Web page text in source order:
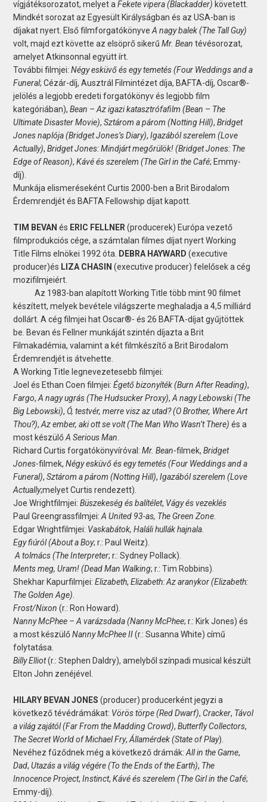
vígjátéksorozatot, melyet aFekete vipera (Blackadder) követett.
Mindkét sorozat az Egyesült Királyságban és az USA-ban is
díjakat nyert. Első filmforgatókönyveA nagy balek (The Tall Guy)
volt, majd ezt követte az elsöprő sikerűMr. Bean tévésorozat,
amelyet Atkinsonnal együtt írt.
További filmjei:Négy esküvő és egy temetés (Four Weddings and a
Funeral; Cézár-díj, Ausztrál Filmintézet díja, BAFTA-díj, Oscar®-
jelölés a legjobb eredeti forgatókönyv és legjobb film
kategóriában),Bean – Az igazi katasztrófafilm (Bean – The
Ultimate Disaster Movie),Sztárom a párom (Notting Hill),Bridget
Jones naplója (Bridget Jones’s Diary),Igazából szerelem (Love
Actually),Bridget Jones: Mindjárt megőrülök! (Bridget Jones: The
Edge of Reason),Kávé és szerelem (The Girl in the Café; Emmy-
díj).
Munkája elismeréseként Curtis 2000-ben a Brit Birodalom
Érdemrendjét és BAFTA Fellowship díjat kapott.
TIM BEVANés ERIC FELLNER (producerek) Európa vezető
filmprodukciós cége, a számtalan filmes díjat nyert Working
Title Films elnökei 1992 óta. DEBRA HAYWARD(executive
producer)és LIZA CHASIN (executive producer) felelősek a cég
mozifilmjeiért.
Az 1983-ban alapított Working Title több mint 90 filmet
készített, melyek bevétele világszerte meghaladja a 4,5 milliárd
dollárt. A cég filmjei hat Oscar®- és 26 BAFTA-díjat gyűjtöttek
be. Bevan és Fellner munkáját szintén díjazta a Brit
Filmakadémia, valamint a két filmkészítő a Brit Birodalom
Érdemrendjét is átvehette.
A Working Title legnevezetesebb filmjei:
Joel és Ethan Coen filmjei:Égető bizonyíték (Burn After Reading),
Fargo,A nagy ugrás (The Hudsucker Proxy),A nagy Lebowski (The
Big Lebowski), Ó, testvér, merre visz az utad? (O Brother, Where Art
Thou?),Az ember, aki ott se volt (The Man Who Wasn’t There) és a
most készülőA Serious Man
Richard Curtis forgatókönyvíróval:Mr. Bean-filmek,Bridget
Jones-filmek,Négy esküvő és egy temetés (Four Weddings and a
Funeral),Sztárom a párom (Notting Hill),Igazából szerelem (Love
Actually;melyet Curtis rendezett).
Joe Wrightfilmjei: Büszekeség és balítélet, Vágy és vezeklés
Paul Greengrassfilmjei: A United 93-as, The Green Zone
Edgar Wrightfilmjei: Vaskabátok, Haláli hullák hajnala
Egy fiúról (About a Boy; r.: Paul Weitz).
A tolmács (The Interpreter; r.: Sydney Pollack).
Ments meg, Uram! (Dead Man Walking; r.: Tim Robbins).
Shekhar Kapurfilmjei: Elizabeth,Elizabeth: Az aranykor (Elizabeth:
The Golden Age)
Frost/Nixon (r.: Ron Howard).
Nanny McPhee – A varázsdada (Nanny McPhee; r.: Kirk Jones) és
a most készülőNanny McPhee II(r.: Susanna White) című
folytatása.
Billy Elliot(r.: Stephen Daldry), amelyből színpadi musical készült
Elton John zenéjével.
HILARY BEVAN JONES (producer) producerként jegyzi a
következő tévédrámákat: Vörös törpe (Red Dwarf), Cracker, Távol
a világ zajától (Far From the Madding Crowd),Butterfly Collectors,
The Secret World of Michael Fry,Államérdek (State of Play).
Nevéhez fűződnek még a következő drámák:All in the Game,
Dad,Utazás a világ végére (To the Ends of the Earth), The
Innocence Project,Instinct,Kávé és szerelem (The Girl in the Café;
Emmy-díj).